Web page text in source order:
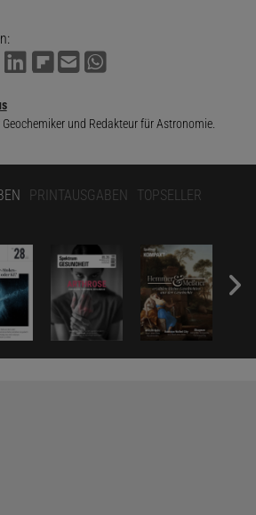
und Redakteur für Astronomie.
PRINTAUSGABEN TOPSELLER